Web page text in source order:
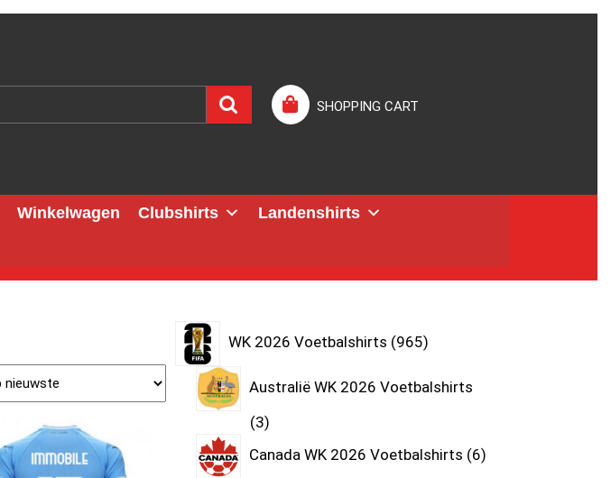
SHOPPING CART
Winkelwagen Clubshirts
Landenshirts
WK 2026 Voetbalshirts 965
Australië WK 2026 Voetbalshirts
3
Canada WK 2026 Voetbalshirts 6